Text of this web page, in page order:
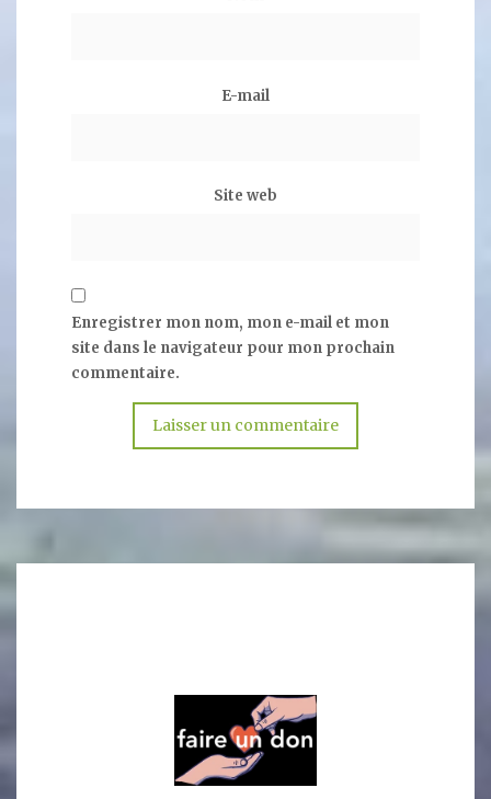
E-mail
Site web
Enregistrer mon nom, mon e-mail et mon
site dans le navigateur pour mon prochain
commentaire.